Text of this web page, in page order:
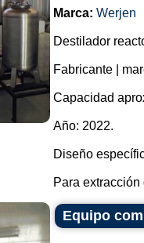
Marca: Werjen
Destilador
Fabricante |
Capacidad
Año: 2022.
Diseño
Para
Equipo